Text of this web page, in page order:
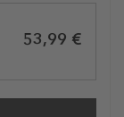
53,99 €